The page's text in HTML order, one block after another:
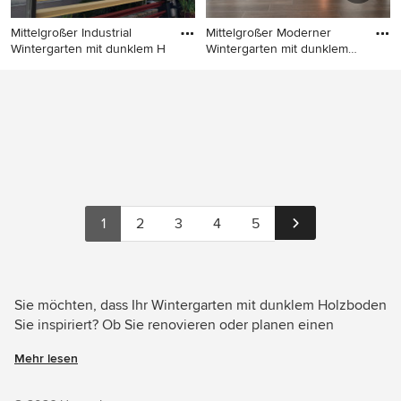
Mittelgroßer Industrial
Wintergarten mit dunklem H
Mittelgroßer Moderner
Wintergarten mit dunklem
1 2 3 4 5
Sie möchten, dass Ihr Wintergarten mit dunklem Holzboden
Sie inspiriert? Ob Sie renovieren oder planen einen
Houzz hat 108 Bilder der besten Designer, Inneneinrichter
Mehr lesen